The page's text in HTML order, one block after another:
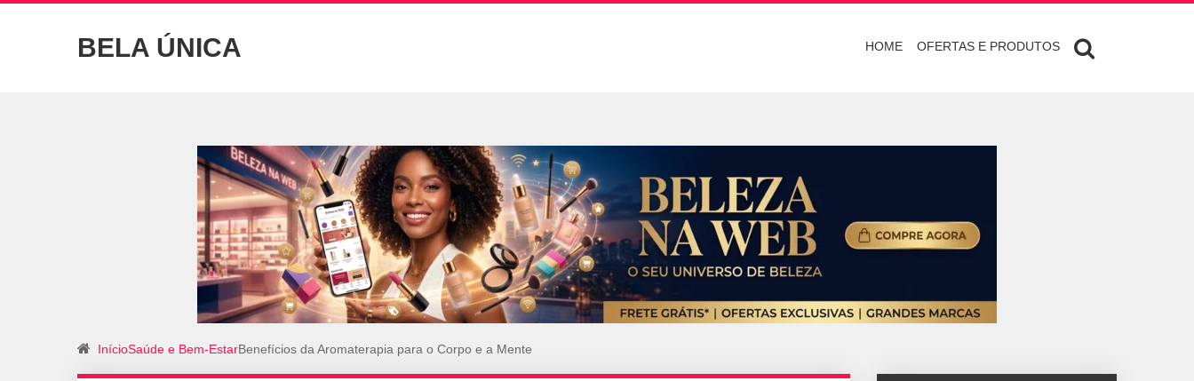
BELA ÚNICA HOME OFERTAS E PRODUTOS
InícioSaúde e Bem-EstarBenefícios da Aromaterapia para o Corpo e a Mente